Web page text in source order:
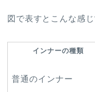
図で表すとこんな感じ
インナーの種類
普通のインナー